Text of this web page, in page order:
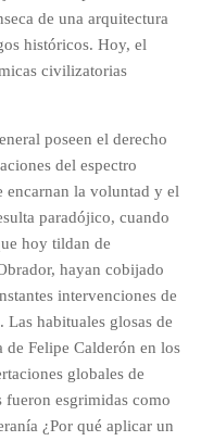
de una arquitectura
históricos. Hoy, el
civilizatorias
poseen el derecho
del espectro
la voluntad y el
paradójico, cuando
hoy tildan de
hayan cobijado
intervenciones de
habituales glosas de
Felipe Calderón en los
globales de
fueron esgrimidas como
¿Por qué aplicar un